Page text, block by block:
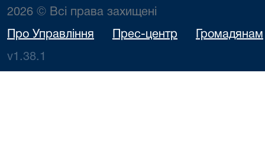
2026 © Всі права захищені
Про Управління Прес-центр Громадянам
v1.38.1